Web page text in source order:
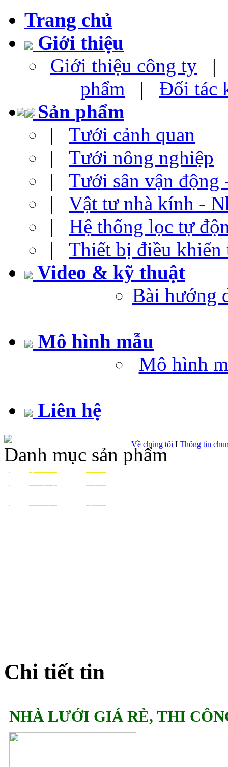
Trang chủ
Giới thiệu
Giới thiệu công ty
phẩm | Đối tác
Sản phẩm
| Tưới cảnh quan
| Tưới nông nghiệp
| Tưới sân vận động
| Vật tư nhà kính -
| Hệ thống lọc tự
| Thiết bị điều khiển
Video & kỹ thuật
Bài hướng
Mô hình mẫu
Mô hình
Liên hệ
Về chúng tôi I Thông tin
Danh mục sản phẩm
Chi tiết tin
NHÀ LƯỚI GIÁ RẺ, THI